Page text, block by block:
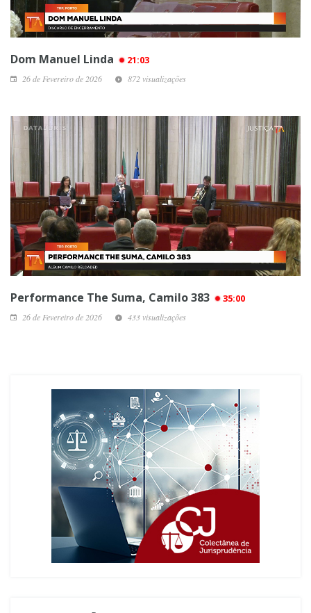
Dom Manuel Linda 21:03
26 de Fevereiro de 2026 872 visualizações
Performance The Suma, Camilo 383 35:00
26 de Fevereiro de 2026 433 visualizações